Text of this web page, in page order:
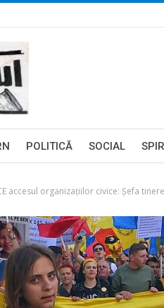
POLITICĂ SOCIAL
accesul organizațiilor civice: Șefa